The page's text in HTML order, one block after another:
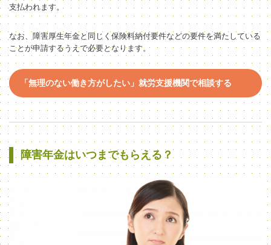
支払われます。
なお、障害厚生年金と同じく保険料納付要件などの要件を満たしている
ことが申請するうえで必要となります。
「無理のない働き方がしたい」就労支援機関で相談する
障害年金はいつまでもらえる？